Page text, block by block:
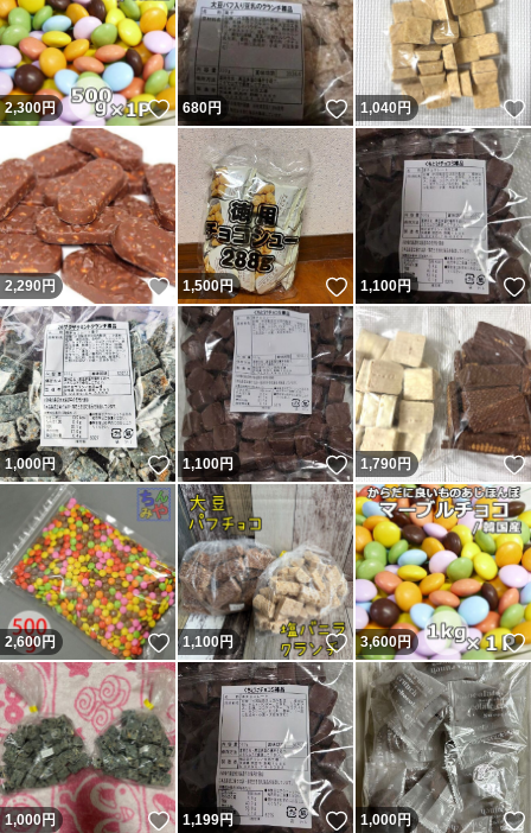
2,300円 いいね！
680円 いいね！
1,040 円
2,290 円 いいね！
1,500円 いいね！
1,100円
1,000円 いいね！
1,100円 いいね！
1,790円
2,600円 いいね！
1,100円 いいね！
3,600円
1,000円 いいね！
1,199円 いいね！
1,000円